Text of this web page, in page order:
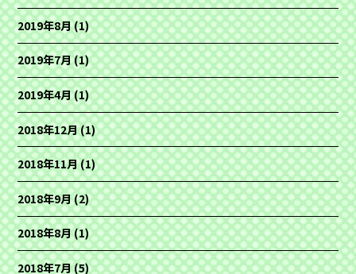
2019年8月(1)
2019年7月(1)
2019年4月(1)
2018年12月(1)
2018年11月(1)
2018年9月(2)
2018年8月(1)
2018年7月(5)